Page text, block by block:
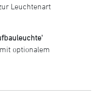
Leuchtenart
optionalem